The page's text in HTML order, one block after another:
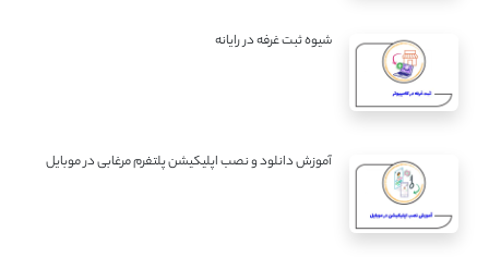
شیوه ثبت غرفه در رایانه
آموزش دانلود و نصب اپلیکیشن پلتفرم مرغابی در موبایل